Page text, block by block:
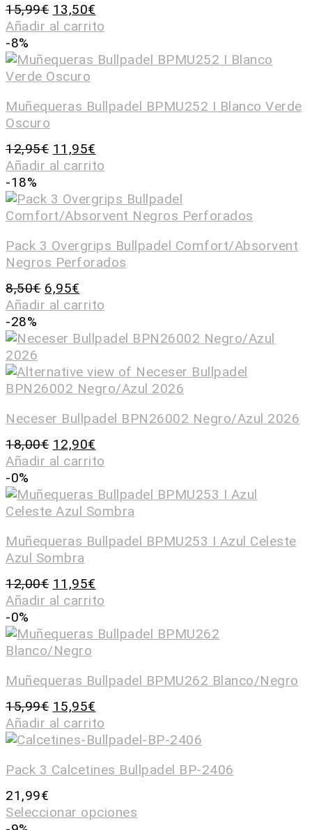
15,99€ 13,50€
Añadir al carrito
-8%
Muñequeras Bullpadel BPMU252 I Blanco Verde
Oscuro
12,95€ 11,95€
Añadir al carrito
-18%
Pack 3 Overgrips Bullpadel Comfort/Absorvent
Negros Perforados
8,50€ 6,95€
Añadir al carrito
-28%
Neceser Bullpadel BPN26002 Negro/Azul 2026
18,00€ 12,90€
Añadir al carrito
-0%
Muñequeras Bullpadel BPMU253 I Azul Celeste
Azul Sombra
12,00€ 11,95€
Añadir al carrito
-0%
Muñequeras Bullpadel BPMU262 Blanco/Negro
15,99€ 15,95€
Añadir al carrito
Pack 3 Calcetines Bullpadel BP-2406
21,99€
Seleccionar opciones